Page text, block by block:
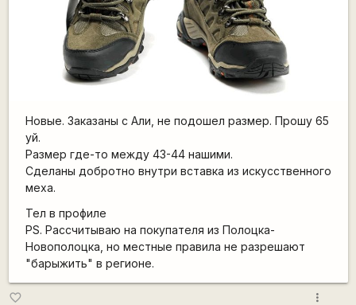
Новые. Заказаны с Али, не подошел размер. Прошу 65
уй.
Размер где-то между 43-44 нашими.
Сделаны добротно внутри вставка из искусственного
меха.
Тел в профиле
PS. Рассчитываю на покупателя из Полоцка-
Новополоцка, но местные правила не разрешают
"барыжить" в регионе.
favorite_border more_vert